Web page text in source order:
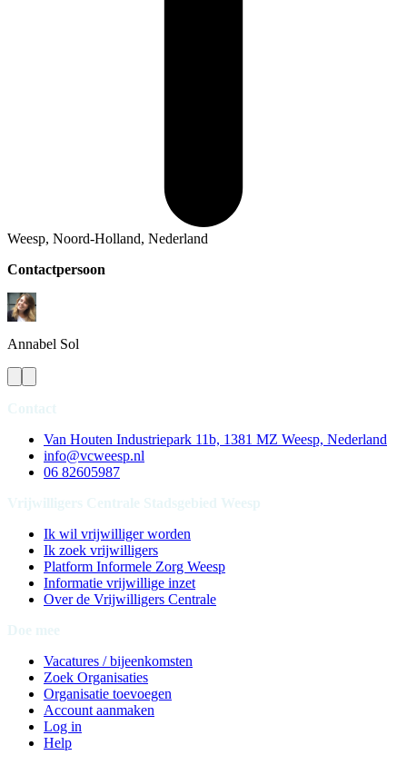
Weesp, Noord-Holland, Nederland
Contactpersoon
Annabel Sol
Van Houten Industriepark 11b, 1381 MZ Weesp, Nederland
info@vcweesp.nl
06 82605987
Ik wil vrijwilliger worden
Ik zoek vrijwilligers
Platform Informele Zorg Weesp
Informatie vrijwillige inzet
Over de Vrijwilligers Centrale
Vacatures / bijeenkomsten
Zoek Organisaties
Organisatie toevoegen
Account aanmaken
Log in
Help